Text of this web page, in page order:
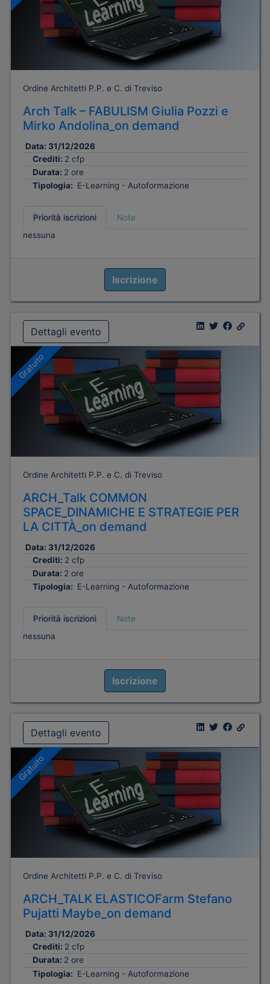
Ordine Architetti P.P. e C. di Treviso
Arch Talk – FABULISM Giulia Pozzi e
Mirko Andolina_on demand
Data: 31/12/2026
Crediti: 2 cfp
Durata: 2 ore
Tipologia: E-Learning - Autoformazione
Priorità iscrizioni
Note
nessuna
Iscrizione
Dettagli evento
Gratuito
Ordine Architetti P.P. e C. di Treviso
ARCH_Talk COMMON
SPACE_DINAMICHE E STRATEGIE PER
LA CITTÀ_on demand
Data: 31/12/2026
Crediti: 2 cfp
Durata: 2 ore
Tipologia: E-Learning - Autoformazione
Priorità iscrizioni
Note
nessuna
Iscrizione
Dettagli evento
Gratuito
Ordine Architetti P.P. e C. di Treviso
ARCH_TALK ELASTICOFarm Stefano
Pujatti Maybe_on demand
Data: 31/12/2026
Crediti: 2 cfp
Durata: 2 ore
Tipologia: E-Learning - Autoformazione